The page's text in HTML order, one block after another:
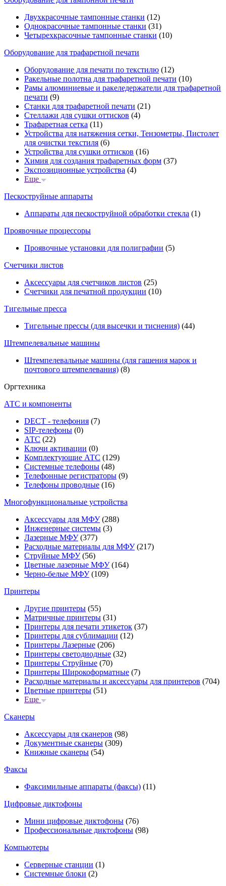
Двухкрасочные тампонные станки (12)
Однокрасочные тампонные станки (31)
Четырехкрасочные тампонные станки (10)
Оборудование для трафаретной печати
Оборудование для печати по текстилю (12)
Ракельные полотна для трафаретной печати (10)
Рамы алюминиевые и ракеледержатели для трафаретной
печати (9)
Станки для трафаретной печати (21)
Стеллажи для сушки оттисков (4)
Трафаретная сетка (11)
Устройства для натяжения сетки, Тензометры, Пистолет
для очистки текстиля (6)
Устройства для сушки оттисков (16)
Химия для создания трафаретных форм (37)
Экспозиционные устройства (4)
Еще
Пескоструйные аппараты
Аппараты для пескоструйной обработки стекла (1)
Проявочные процессоры
Проявочные установки для полиграфии (5)
Счетчики листов
Аксессуары для счетчиков листов (25)
Счетчики для печатной продукции (10)
Тигельные пресса
Тигельные прессы (для высечки и тиснения) (44)
Штемпелевальные машины
Штемпелевальные машины (для гашения марок и
почтового штемпелевания) (8)
Оргтехника
АТС и компоненты
DECT - телефония (7)
SIP-телефоны (0)
АТС (22)
Ключи активации (0)
Комплектующие АТС (129)
Системные телефоны (48)
Телефонные регистраторы (9)
Телефоны проводные (16)
Многофункциональные устройства
Аксессуары для МФУ(288)
Инженерные системы (3)
Лазерные МФУ(377)
Расходные материалы для МФУ(217)
Струйные МФУ(56)
Цветные лазерные МФУ(164)
Черно-белые МФУ(109)
Принтеры
Другие принтеры (55)
Матричные принтеры (31)
Принтеры для печати этикеток (37)
Принтеры для сублимации (12)
Принтеры Лазерные (206)
Принтеры светодиодные (32)
Принтеры Струйные (70)
Принтеры Широкоформатные (7)
Расходные материалы и аксессуары для принтеров (704)
Цветные принтеры (51)
Еще
Сканеры
Аксессуары для сканеров (98)
Документные сканеры (309)
Книжные сканеры (54)
Факсы
Факсимильные аппараты (факсы) (11)
Цифровые диктофоны
Мини цифровые диктофоны (76)
Профессиональные диктофоны (98)
Компьютеры
Серверные станции (1)
Системные блоки (2)